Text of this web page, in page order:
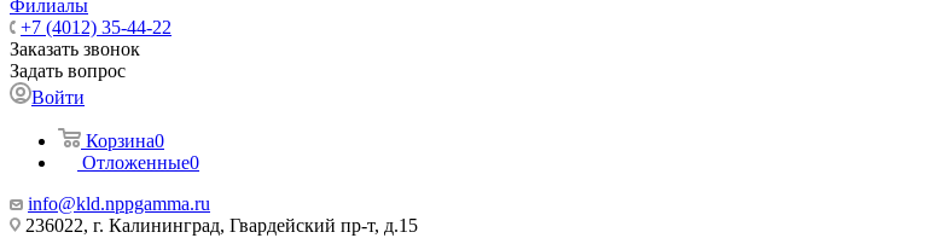
Филиалы
+7 (4012) 35-44-22
Заказать звонок
Задать вопрос
Войти
Корзина0
Отложенные0
info@kld.nppgamma.ru
236022, г. Калининград, Гвардейский пр-т, д.15